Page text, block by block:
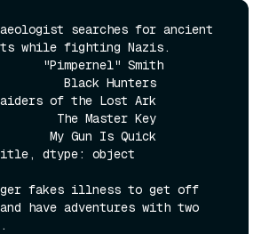
searches for ancient
while fighting Nazis.
Black Hunters
of the Lost Ark
The Master Key
My Gun Is Quick
title, dtype: object
fakes illness to get off
have adventures with two